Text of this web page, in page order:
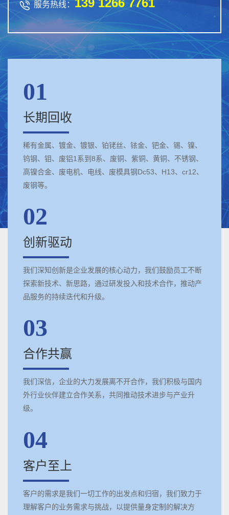
 服务热线：
01
长期回收
稀有金属、镀金、镀银、铂铑丝、铱金、钯金、锡、镍、
钨钢、钼、废铝1系到8系、废铜、紫铜、黄铜、不锈钢、
高镍合金、废电机、电线、废模具钢Dc53、H13、cr12、
废钢等。
02
创新驱动
我们深知创新是企业发展的核心动力，我们鼓励员工不断
探索新技术、新思路，通过研发投入和技术合作，推动产
品服务的持续迭代和升级。
03
合作共赢
我们深信，企业的大力发展离不开合作，我们积极与国内
外行业伙伴建立合作关系，共同推动技术进步与产业升
级。
04
客户至上
客户的需求是我们一切工作的出发点和归宿，我们致力于
理解客户的业务需求与挑战，以提供量身定制的解决方